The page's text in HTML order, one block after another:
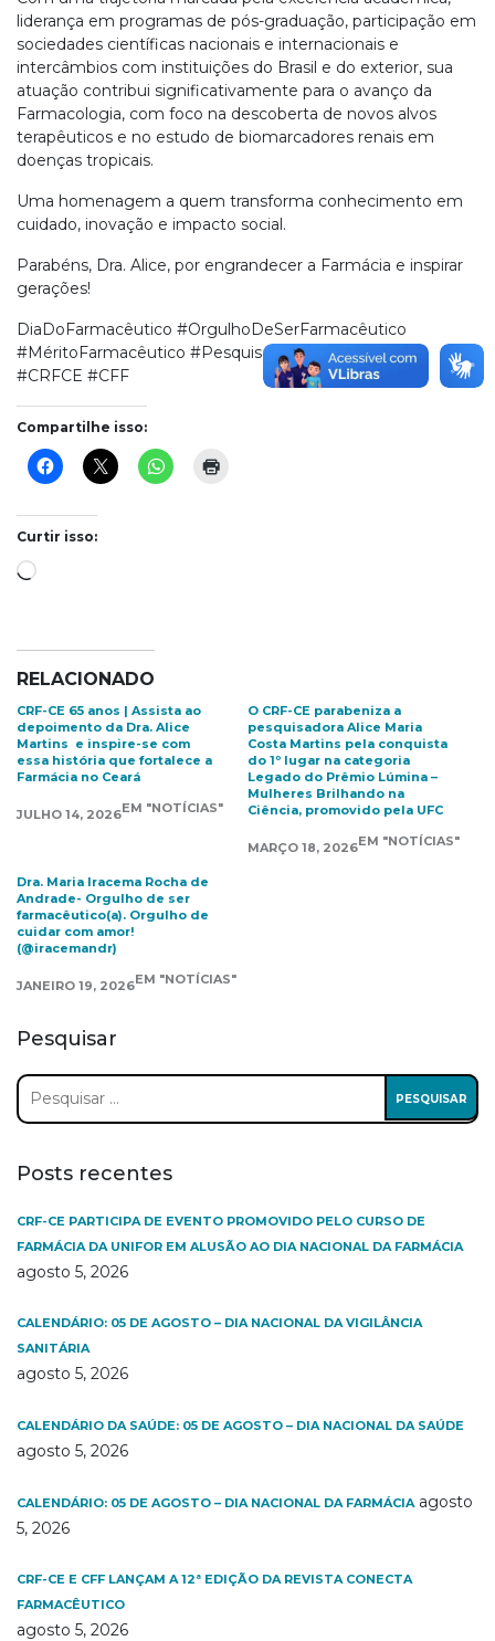
liderança em programas de pós-graduação, participação em
sociedades científicas nacionais e internacionais e
intercâmbios com instituições do Brasil e do exterior, sua
atuação contribui significativamente para o avanço da
Farmacologia, com foco na descoberta de novos alvos
terapêuticos e no estudo de biomarcadores renais em
doenças tropicais.
Uma homenagem a quem transforma conhecimento em
cuidado, inovação e impacto social.
Parabéns, Dra. Alice, por engrandecer a Farmácia e inspirar
gerações!
DiaDoFarmacêutico #OrgulhoDeSerFarmacêutico
#MéritoFarmacêutico #PesquisaCientífica #Farmácia
#CRFCE #CFF
Compartilhe isso:
Curtir isso:
Carregando...
RELACIONADO
CRF-CE 65 anos | Assista ao
depoimento da Dra. Alice
Martins e inspire-se com
essa história que fortalece a
Farmácia no Ceará
JULHO 14, 2026EM "NOTÍCIAS"
O CRF-CE parabeniza a
pesquisadora Alice Maria
Costa Martins pela conquista
do 1º lugar na categoria
Legado do Prêmio Lúmina –
Mulheres Brilhando na
Ciência, promovido pela UFC
MARÇO 18, 2026EM "NOTÍCIAS"
Dra. Maria Iracema Rocha de
Andrade- Orgulho de ser
farmacêutico(a). Orgulho de
cuidar com amor!
(@iracemandr)
JANEIRO 19, 2026EM "NOTÍCIAS"
Pesquisar
Pesquisar
por:
Posts recentes
CRF-CE PARTICIPA DE EVENTO PROMOVIDO PELO CURSO DE
FARMÁCIA DA UNIFOR EM ALUSÃO AO DIA NACIONAL DA FARMÁCIA
agosto 5, 2026
CALENDÁRIO: 05 DE AGOSTO – DIA NACIONAL DA VIGILÂNCIA
SANITÁRIA
agosto 5, 2026
CALENDÁRIO DA SAÚDE: 05 DE AGOSTO – DIA NACIONAL DA SAÚDE
agosto 5, 2026
CALENDÁRIO: 05 DE AGOSTO – DIA NACIONAL DA FARMÁCIA agosto
5, 2026
CRF-CE E CFF LANÇAM A 12ª EDIÇÃO DA REVISTA CONECTA
FARMACÊUTICO
agosto 5, 2026